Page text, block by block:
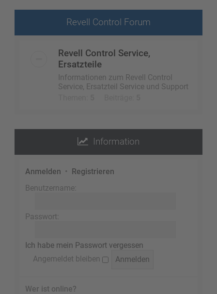
Revell Control Forum
Revell Control Service,
Ersatzteile
Informationen zum Revell Control
Service, Ersatzteil Service und Support
Information
Anmelden • Registrieren
Benutzername:
Passwort:
Ich habe mein Passwort vergessen
Angemeldet bleiben
Wer ist online?